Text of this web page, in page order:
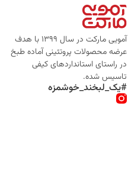
آمویی مارکت در سال 1399 با هدف
عرضه محصولات پروتئینی آماده طبخ
در راستای استانداردهای کیفی
تاسیس شده.
#یک_لبخند_خوشمزه